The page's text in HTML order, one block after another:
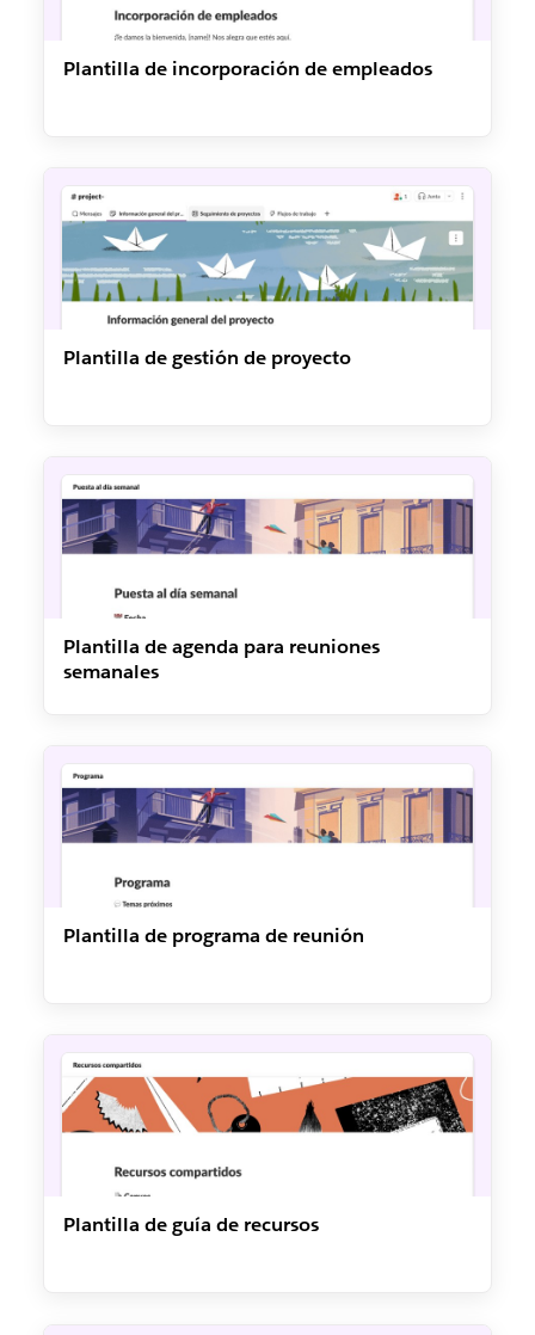
Plantilla de incorporación de empleados
Plantilla de gestión de proyecto
Plantilla de agenda para reuniones
semanales
Plantilla de programa de reunión
Plantilla de guía de recursos